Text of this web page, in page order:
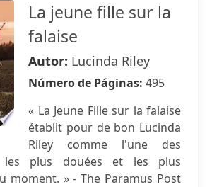
La jeune fille sur la
falaise
Autor: Lucinda Riley
Número de Páginas: 495
« La Jeune Fille sur la falaise
établit pour de bon Lucinda
Riley comme l'une des
les plus douées et les plus
moment. » - The Paramus Post